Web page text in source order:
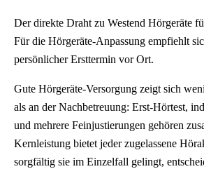
Der direkte Draht zu Westend Hörgeräte
Für die Hörgeräte-Anpassung empfiehlt
persönlicher Ersttermin vor Ort.
Gute Hörgeräte-Versorgung zeigt sich
als an der Nachbetreuung: Erst-Hörtest,
und mehrere Feinjustierungen gehören
Kernleistung bietet jeder zugelassene
sorgfältig sie im Einzelfall gelingt,